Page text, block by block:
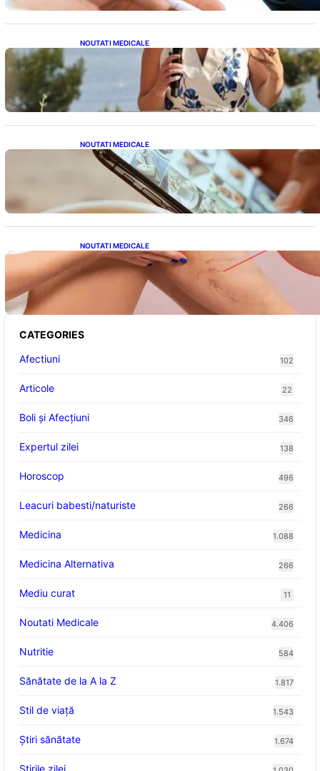
NOUTATI MEDICALE
Nașterea prințesei Eugenie la Lisabona: O
alegere plină de semnificație pentru familia
regală britanică
NOUTATI MEDICALE
Revoluția Bateriilor pentru Telefoane:
Avantaje, Provocări și Viitorul Tehnologiei
Energetice
NOUTATI MEDICALE
Varicele și Umflarea Picioarelor pe Caniculă:
Înțelegerea Simptomelor și Măsurilor de
Prevenție
CATEGORIES
Afectiuni
102
Articole 22
Boli și Afecțiuni 346
Expertul zilei 138
Horoscop 496
Leacuri babesti/naturiste 266
Medicina 1.088
Medicina Alternativa 266
Mediu curat 11
Noutati Medicale 4.406
Nutritie 584
Sănătate de la A la Z 1.817
Stil de viaţă 1.543
Ştiri sănătate 1.674